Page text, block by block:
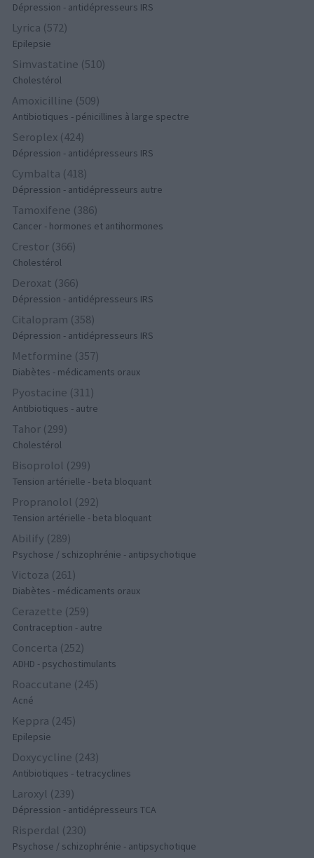
Dépression - antidépresseurs IRS
Lyrica (572)
Epilepsie
Simvastatine (510)
Cholestérol
Amoxicilline (509)
Antibiotiques - pénicillines à large spectre
Seroplex (424)
Dépression - antidépresseurs IRS
Cymbalta (418)
Dépression - antidépresseurs autre
Tamoxifene (386)
Cancer - hormones et antihormones
Crestor (366)
Cholestérol
Deroxat (366)
Dépression - antidépresseurs IRS
Citalopram (358)
Dépression - antidépresseurs IRS
Metformine (357)
Diabètes - médicaments oraux
Pyostacine (311)
Antibiotiques - autre
Tahor (299)
Cholestérol
Bisoprolol (299)
Tension artérielle - beta bloquant
Propranolol (292)
Tension artérielle - beta bloquant
Abilify (289)
Psychose / schizophrénie - antipsychotique
Victoza (261)
Diabètes - médicaments oraux
Cerazette (259)
Contraception - autre
Concerta (252)
ADHD - psychostimulants
Roaccutane (245)
Acné
Keppra (245)
Epilepsie
Doxycycline (243)
Antibiotiques - tetracyclines
Laroxyl (239)
Dépression - antidépresseurs TCA
Risperdal (230)
Psychose / schizophrénie - antipsychotique